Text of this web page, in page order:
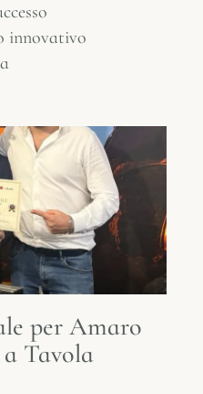
innovativo
per Amaro
Tavola